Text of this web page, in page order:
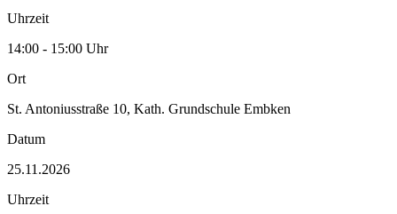
Uhrzeit
14:00 - 15:00 Uhr
Ort
St. Antoniusstraße 10, Kath. Grundschule Embken
Datum
25.11.2026
Uhrzeit